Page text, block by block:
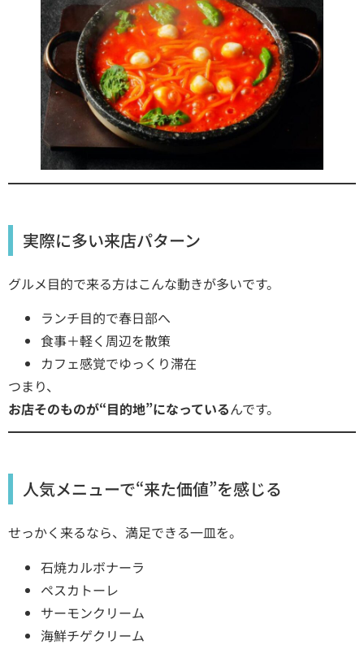
実際に多い来店パターン
グルメ目的で来る方はこんな動きが多いです。
ランチ目的で春日部へ
食事＋軽く周辺を散策
カフェ感覚でゆっくり滞在
つまり、
お店そのものが“目的地”になっているんです。
人気メニューで“来た価値”を感じる
せっかく来るなら、満足できる一皿を。
石焼カルボナーラ
ペスカトーレ
サーモンクリーム
海鮮チゲクリーム